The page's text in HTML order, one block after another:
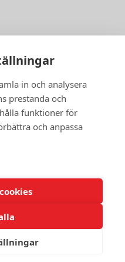
in och analysera
prestanda och
funktioner för
och anpassa
bästa
mejlen
mest intressanta
NYHETSBREV
60 40.